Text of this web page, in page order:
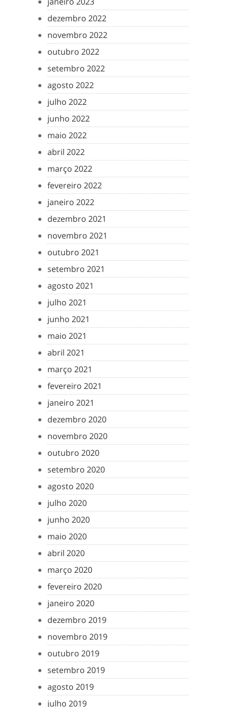
dezembro 2022
novembro 2022
outubro 2022
setembro 2022
agosto 2022
julho 2022
junho 2022
maio 2022
abril 2022
março 2022
fevereiro 2022
janeiro 2022
dezembro 2021
novembro 2021
outubro 2021
setembro 2021
agosto 2021
julho 2021
junho 2021
maio 2021
abril 2021
março 2021
fevereiro 2021
janeiro 2021
dezembro 2020
novembro 2020
outubro 2020
setembro 2020
agosto 2020
julho 2020
junho 2020
maio 2020
abril 2020
março 2020
fevereiro 2020
janeiro 2020
dezembro 2019
novembro 2019
outubro 2019
setembro 2019
agosto 2019
julho 2019